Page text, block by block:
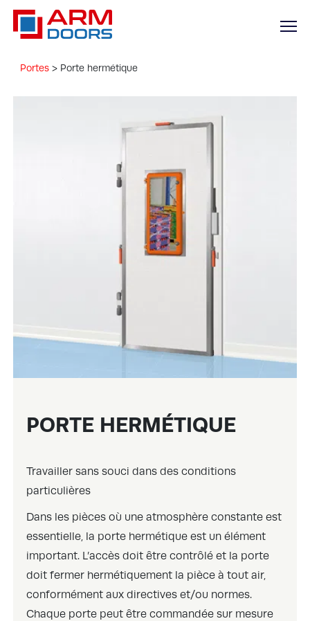
Portes > Porte hermétique
PORTE HERMÉTIQUE
Travailler sans souci dans des conditions
particulières
Dans les pièces où une atmosphère constante est
essentielle, la porte hermétique est un élément
important. L’accès doit être contrôlé et la porte
doit fermer hermétiquement la pièce à tout air,
conformément aux directives et/ou normes.
Chaque porte peut être commandée sur mesure